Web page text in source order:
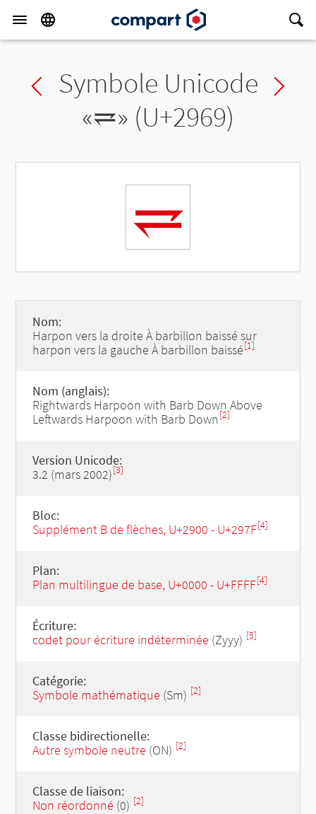
Previous char
Symbole Unicode
«⥩» (U+2969)
⥩
Nom:
Harpon vers la droite À barbillon baissé sur
harpon vers la gauche À barbillon baissé[1]
Nom (anglais):
Rightwards Harpoon with Barb Down Above
Leftwards Harpoon with Barb Down [2]
Version Unicode:
3.2 (mars 2002)[3]
Bloc:
Supplément B de flèches, U+2900 - U+297F[4]
Plan:
Plan multilingue de base, U+0000 - U+FFFF[4]
Écriture:
codet pour écriture indéterminée (Zyyy) [5]
Catégorie:
Symbole mathématique (Sm) [2]
Classe bidirectionelle:
Autre symbole neutre (ON) [2]
Classe de liaison:
Non réordonné (0) [2]